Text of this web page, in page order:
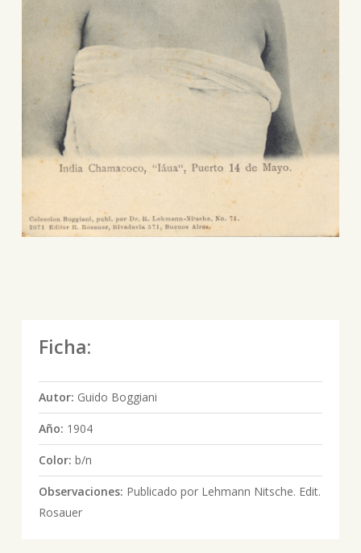
Ficha:
Autor: Guido Boggiani
Año: 1904
Color: b/n
Observaciones: Publicado por Lehmann Nitsche. Edit.
Rosauer